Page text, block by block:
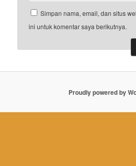
Simpan nama, email, dan situs
ini untuk komentar saya berikutnya.
Proudly powered by